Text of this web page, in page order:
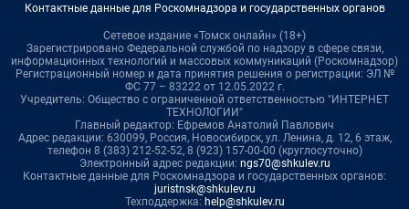
Контактные данные для Роскомнадзора и государственных органов
Сетевое издание «Томск онлайн» (18+)
Зарегистрировано Федеральной службой по надзору в сфере связи,
информационных технологий и массовых коммуникаций (Роскомнадзор)
Регистрационный номер и дата принятия решения о регистрации: ЭЛ №
ФС 77 – 83222 от 12.05.2022 г.
Учредитель: Общество с ограниченной ответственностью "ИНТЕРНЕТ
ТЕХНОЛОГИИ"
Главный редактор: Ефремов Анатолий Павлович
Адрес редакции: 630099, Россия, Новосибирск, ул. Ленина, д. 12, 6 этаж,
телефон 8 (383) 212-52-52, 8 (923) 157-00-00 (круглосуточно)
Электронный адрес редакции: ngs70@shkulev.ru
Контактные данные для Роскомнадзора и государственных органов:
juristnsk@shkulev.ru
Техподдержка: help@shkulev.ru